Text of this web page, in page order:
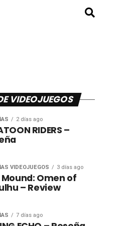
VIDEOJUEGOS
2 días ago
RIDERS –
VIDEOJUEGOS 3 días ago
Omen of
– Review
7 días ago